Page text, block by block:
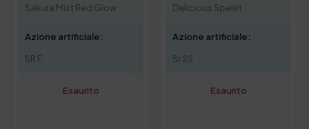
Sakura Mist Red Glow
Azione artificiale:
SR F
Esaurito
Delicious Spelet
Azione artificiale:
Sr SS
Esaurito